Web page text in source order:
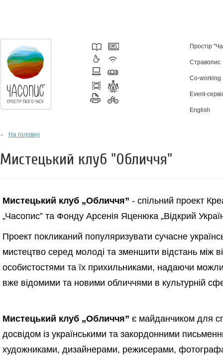
Простір
Стравопис
Co-working
Event-
English
На головну
Мистецький клуб "Обличчя"
Мистецький клуб „Обличчя” - спільний проект
„Часопис” та Фонду Арсенія Яценюка „Відкрий
Проект покликаний популяризувати сучасне
мистецтво серед молоді та зменшити відстань між
особистостями та їх прихильниками, надаючи
вже відомими та новими обличчями в культурній
Мистецький клуб „Обличчя” є майданчиком для
досвідом із українськими та закордонними
художниками, дизайнерами, режисерами,